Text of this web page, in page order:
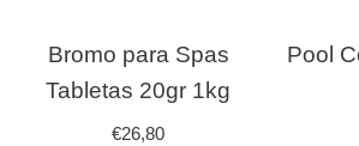
Bromo para Spas
Tabletas 20gr 1kg
€26,80
Pool